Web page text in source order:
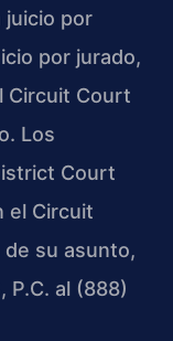
juicio por
por jurado,
Circuit Court
Los
Court
el Circuit
su asunto,
P.C. al (888)